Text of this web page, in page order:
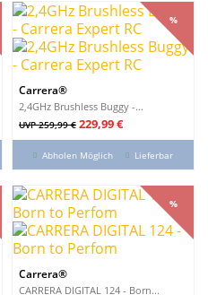
Carrera®
2,4GHz Brushless Buggy -...
Verkaufspreis
UVP 259,99 €
%
Preis
229,99 €
%
Abholen Möglich Lieferbar
Carrera®
CARRERA DIGITAL 124 - Born...
%
%